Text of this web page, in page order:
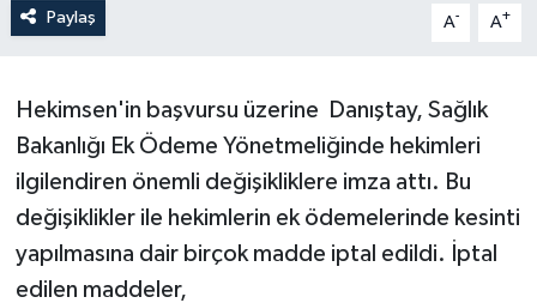
Paylaş A- A+
Hekimsen'in başvursu üzerine Danıştay, Sağlık
Bakanlığı Ek Ödeme Yönetmeliğinde hekimleri
ilgilendiren önemli değişikliklere imza attı. Bu
değişiklikler ile hekimlerin ek ödemelerinde kesinti
yapılmasına dair birçok madde iptal edildi. İptal
edilen maddeler,